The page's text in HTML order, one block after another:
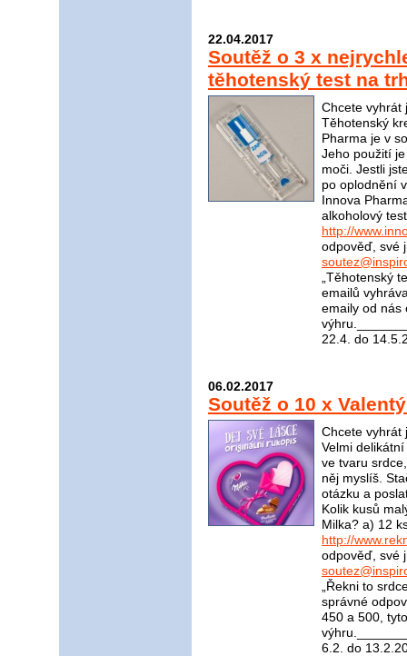
22.04.2017
Soutěž o 3 x
těhotenský test na
Chcete vyhrát
Těhotenský
Pharma je v
Jeho použití
moči. Jestli
po oplodnění
Innova
alkoholový
http://
odpověď, své
„Těhotenský
emailů
emaily od nás
22.4. do
06.02.2017
Soutěž o 10 x
Chcete vyhrát
Velmi
ve tvaru
něj myslíš.
otázku a
Kolik kusů
Milka? a) 12
http://
odpověď, své
„Řekni to
správné
450 a 500,
6.2. do